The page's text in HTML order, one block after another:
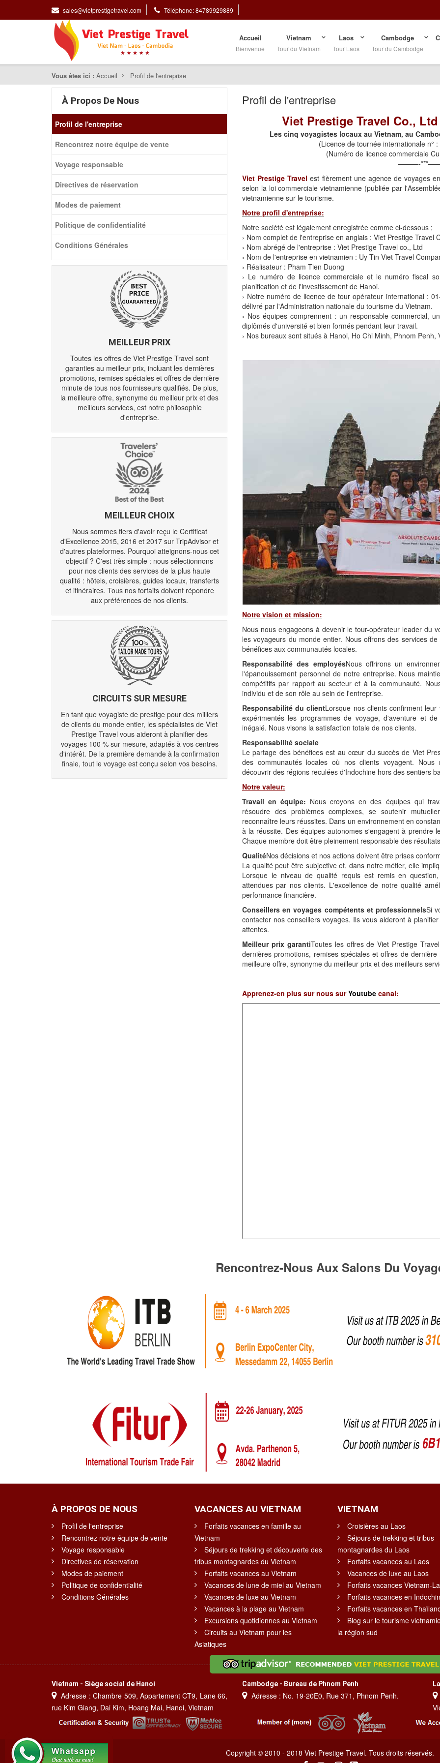
sales@vietprestigetravel.com Téléphone: 84789929889
Accueil
Bienvenue
Vietnam
Tour du Vietnam
Laos
Tour Laos
Cambodge
Tour du Cambodge
Vous êtes ici : Accueil Profil de l'entreprise
Profil de l'entreprise
Viet Prestige Travel Co.,
Les cinq voyagistes locaux au Vietnam, au
(Licence de tournée internationale n°
(Numéro de licence commerciale
———-
Viet Prestige Travel est fièrement une agence de voyages
selon la loi commerciale vietnamienne (publiée par
vietnamienne sur le tourisme.
Notre profil d'entreprise:
Notre société est légalement enregistrée comme ci-dessous ;
› Nom complet de l'entreprise en anglais : Viet Prestige Travel
› Nom abrégé de l'entreprise : Viet Prestige Travel co., Ltd
› Nom de l'entreprise en vietnamien : Uy Tin Viet Travel
› Réalisateur : Pham Tien Duong
› Le numéro de licence commerciale et le numéro fiscal
planification et de l'investissement de Hanoi.
› Notre numéro de licence de tour opérateur international :
délivré par l'Administration nationale du tourisme du Vietnam.
› Nos équipes comprennent : un responsable commercial,
diplômés d'université et bien formés pendant leur travail.
› Nos bureaux sont situés à Hanoi, Ho Chi Minh, Phnom
Notre vision et mission:
Nous nous engageons à devenir le tour-opérateur leader du
les voyageurs du monde entier. Nous offrons des services
bénéfices aux communautés locales.
Responsabilité des employésNous offrirons un
l'épanouissement personnel de notre entreprise. Nous
compétitifs par rapport au secteur et à la communauté.
individu et de son rôle au sein de l'entreprise.
Responsabilité du clientLorsque nos clients confirment
expérimentés les programmes de voyage, d'aventure et
inégalé. Nous visons la satisfaction totale de nos clients.
Responsabilité sociale
Le partage des bénéfices est au cœur du succès de Viet
des communautés locales où nos clients voyagent.
découvrir des régions reculées d'Indochine hors des sentiers
Notre valeur:
Travail en équipe: Nous croyons en des équipes qui
résoudre des problèmes complexes, se soutenir
reconnaître leurs réussites. Dans un environnement en
à la réussite. Des équipes autonomes s'engagent à prendre
Chaque membre doit être pleinement responsable des
QualitéNos décisions et nos actions doivent être prises
La qualité peut être subjective et, dans notre métier, elle
Lorsque le niveau de qualité requis est remis en
attendues par nos clients. L'excellence de notre qualité
performance financière.
Conseillers en voyages compétents et professionnelsSi
contacter nos conseillers voyages. Ils vous aideront à
attentes.
Meilleur prix garantiToutes les offres de Viet Prestige
dernières promotions, remises spéciales et offres de
meilleure offre, synonyme du meilleur prix et des meilleurs
Apprenez-en plus sur nous surYoutube canal:
À Propos De Nous
Profil de l'entreprise
Rencontrez notre équipe de vente
Voyage responsable
Directives de réservation
Modes de paiement
Politique de confidentialité
Conditions Générales
MEILLEUR PRIX
Toutes les offres de Viet Prestige Travel sont
garanties au meilleur prix, incluant les dernières
promotions, remises spéciales et offres de dernière
minute de tous nos fournisseurs qualifiés. De plus,
la meilleure offre, synonyme du meilleur prix et des
meilleurs services, est notre philosophie
d'entreprise.
MEILLEUR CHOIX
Nous sommes fiers d'avoir reçu le Certificat
d'Excellence 2015, 2016 et 2017 sur TripAdvisor et
d'autres plateformes. Pourquoi atteignons-nous cet
objectif ? C'est très simple : nous sélectionnons
pour nos clients des services de la plus haute
qualité : hôtels, croisières, guides locaux, transferts
et itinéraires. Tous nos forfaits doivent répondre
aux préférences de nos clients.
CIRCUITS SUR MESURE
En tant que voyagiste de prestige pour des milliers
de clients du monde entier, les spécialistes de Viet
Prestige Travel vous aideront à planifier des
voyages 100 % sur mesure, adaptés à vos centres
d'intérêt. De la première demande à la confirmation
finale, tout le voyage est conçu selon vos besoins.
Rencontrez-Nous Aux Salons Du
À PROPOS DE NOUS
Profil de l'entreprise
Rencontrez notre équipe de vente
Voyage responsable
Directives de réservation
Modes de paiement
Politique de confidentialité
Conditions Générales
VACANCES AU VIETNAM
Forfaits vacances en famille au
Vietnam
Séjours de trekking et découverte des
tribus montagnardes du Vietnam
Forfaits vacances au Vietnam
Vacances de lune de miel au Vietnam
Vacances de luxe au Vietnam
Vacances à la plage au Vietnam
Excursions quotidiennes au Vietnam
Circuits au Vietnam pour les
Asiatiques
VIETNAM
Croisières au Laos
Séjours de trekking et tribus
montagnardes du Laos
Forfaits vacances au Laos
Vacances de luxe au Laos
Forfaits vacances Vietnam-
Forfaits vacances en
Forfaits vacances en
Blog sur le tourisme
la région sud
Vietnam - Siège social de Hanoi
Adresse : Chambre 509, Appartement CT9, Lane 66,
rue Kim Giang, Dai Kim, Hoang Mai, Hanoi, Vietnam
Cambodge - Bureau de Phnom Penh
Adresse : No. 19-20E0, Rue 371, Phnom Penh.
Copyright © 2010 - 2018 Viet Prestige Travel. Tous droits réservés.